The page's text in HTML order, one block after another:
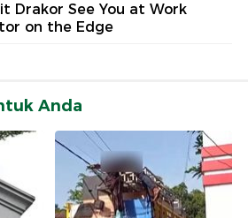
Drakor See You at Work
on the Edge
Anda